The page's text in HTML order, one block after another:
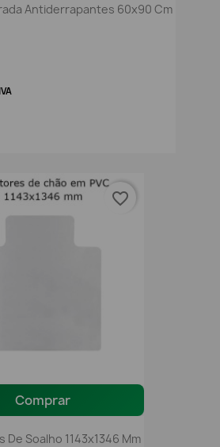
Antiderrapantes 60x90 Cm
Comprar
Soalho 1143x1346 Mm
favorite_border